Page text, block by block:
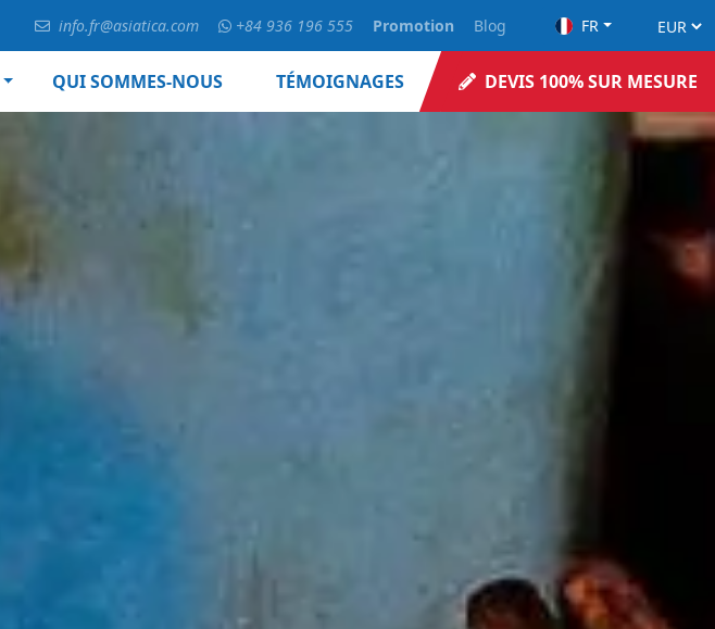
info.fr@asiatica.com +84 936 196 555 Promotion Blog FR
QUI SOMMES-NOUS TÉMOIGNAGES DEVIS 100% SUR MESURE